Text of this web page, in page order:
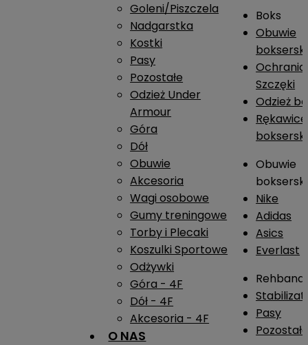
Goleni/Piszczela
Nadgarstka
Kostki
Pasy
Pozostałe
Odzież Under
Armour
Góra
Dół
Obuwie
Akcesoria
Wagi osobowe
Gumy treningowe
Torby i Plecaki
Koszulki Sportowe
Odżywki
Góra - 4F
Dół - 4F
Akcesoria - 4F
O NAS
Boks
Obuwie
Szczęki
Odzież
Rękawice
Obuwie
Nike
Adidas
Asics
Everlast
Rehband
Pasy